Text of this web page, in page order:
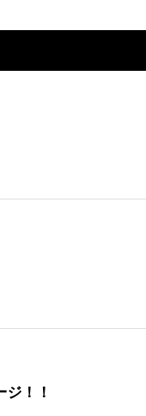
の合間を縫って友人と
か。きっと〝サンポ
！！